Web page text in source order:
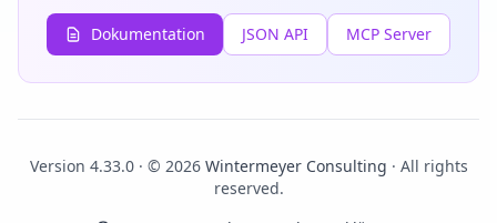
Dokumentation JSON API MCP Server
Version 4.33.0 · © 2026 Wintermeyer Consulting · All rights
reserved.